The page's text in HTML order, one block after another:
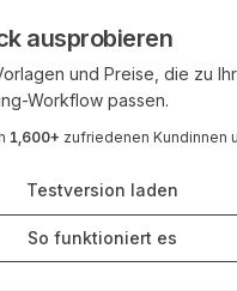
ausprobieren
und Preise, die zu
Workflow passen.
1,600+ zufriedenen Kundinnen
Testversion laden
So funktioniert es